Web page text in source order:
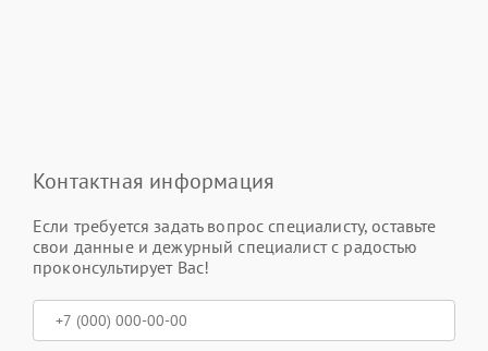
Контактная информация
Если требуется задать вопрос специалисту, оставьте
свои данные и дежурный специалист с радостью
проконсультирует Вас!